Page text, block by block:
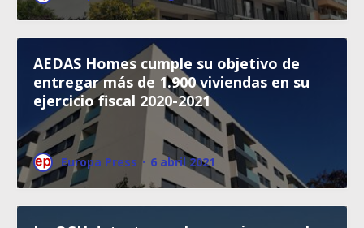
AEDAS Homes cumple su objetivo de
entregar más de 1.900 viviendas en su
ejercicio fiscal 2020-2021
Europa Press · 6 abril 2021